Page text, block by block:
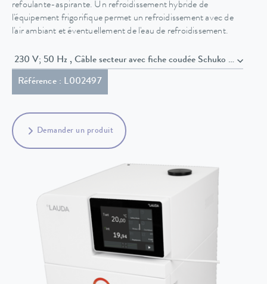
refoulante-aspirante. Un refroidissement hybride de
l'équipement frigorifique permet un refroidissement avec de
l'air ambiant et éventuellement de l'eau de refroidissement.
230 V; 50 Hz , Câble secteur avec fiche coudée Schuko (CEE7/7)
Référence : L002497
Demander un produit